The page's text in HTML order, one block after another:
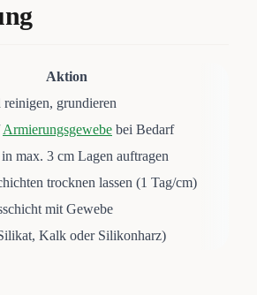
Aktion
grundieren
Armierungsgewebe bei Bedarf
max. 3 cm Lagen auftragen
trocknen lassen (1 Tag/cm)
mit Gewebe
Kalk oder Silikonharz)